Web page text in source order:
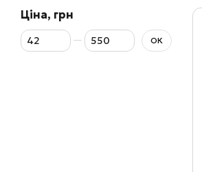
Ціна, грн
Від Ціна, грн
До Ціна, грн ОК